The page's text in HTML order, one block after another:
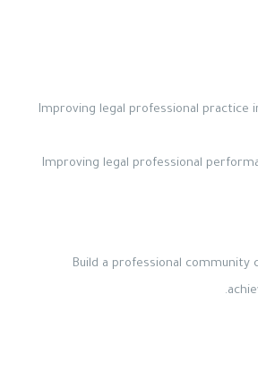
Improving legal professional practice
Improving legal professional
Build a professional community